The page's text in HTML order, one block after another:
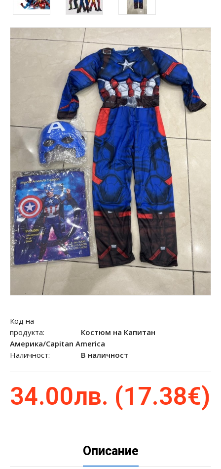
Код на
продукта:
Костюм на Капитан
Америка/Capitan America
Наличност:
В наличност
34.00лв. (17.38€)
Описание